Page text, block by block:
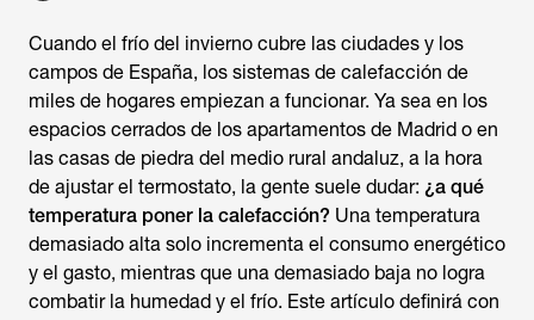
Cuando el frío del invierno cubre las ciudades y los
campos de España, los sistemas de calefacción de
miles de hogares empiezan a funcionar. Ya sea en los
espacios cerrados de los apartamentos de Madrid o en
las casas de piedra del medio rural andaluz, a la hora
de ajustar el termostato, la gente suele dudar: ¿a qué
temperatura poner la calefacción? Una temperatura
demasiado alta solo incrementa el consumo energético
y el gasto, mientras que una demasiado baja no logra
combatir la humedad y el frío. Este artículo definirá con